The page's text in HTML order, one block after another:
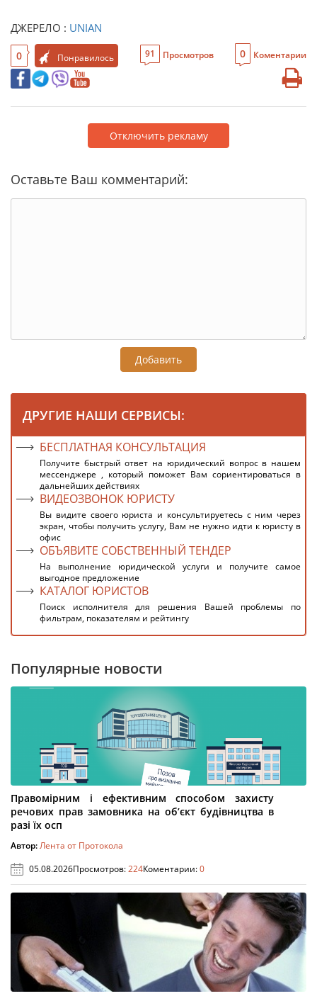
ДЖЕРЕЛО : UNIAN
0 Понравилось 91 Просмотров 0 Коментарии
Отключить рекламу
Оставьте Ваш комментарий:
Добавить
ДРУГИЕ НАШИ СЕРВИСЫ:
БЕСПЛАТНАЯ КОНСУЛЬТАЦИЯ
Получите быстрый ответ на юридический вопрос в нашем
мессенджере , который поможет Вам сориентироваться в
дальнейших действиях
ВИДЕОЗВОНОК ЮРИСТУ
Вы видите своего юриста и консультируетесь с ним через
экран, чтобы получить услугу, Вам не нужно идти к юристу в
офис
ОБЪЯВИТЕ СОБСТВЕННЫЙ ТЕНДЕР
На выполнение юридической услуги и получите самое
выгодное предложение
КАТАЛОГ ЮРИСТОВ
Поиск исполнителя для решения Вашей проблемы по
фильтрам, показателям и рейтингу
Популярные новости
Правомірним і ефективним способом захисту
речових прав замовника на об’єкт будівництва в
разі їх осп
Автор:Лента от Протокола
05.08.2026Просмотров:224Коментарии:0